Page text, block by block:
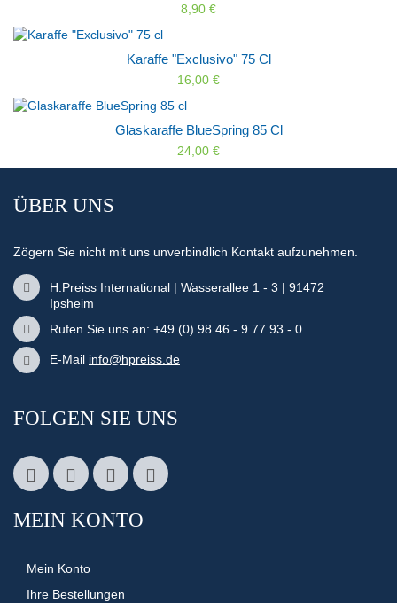
8,90 €
Karaffe "Exclusivo" 75 Cl
16,00 €
Glaskaraffe BlueSpring 85 Cl
24,00 €
ÜBER UNS
Zögern Sie nicht mit uns unverbindlich Kontakt aufzunehmen.
H.Preiss International | Wasserallee 1 - 3 | 91472
Ipsheim
Rufen Sie uns an: +49 (0) 98 46 - 9 77 93 - 0
E-Mail info@hpreiss.de
FOLGEN SIE UNS
MEIN KONTO
Mein Konto
Ihre Bestellungen